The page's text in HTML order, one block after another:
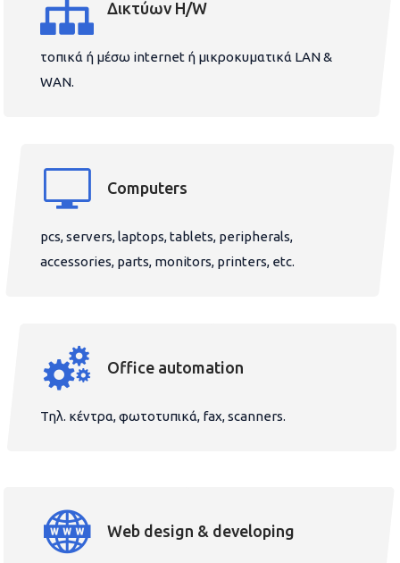
Δικτύων H/W
τοπικά ή μέσω internet ή μικροκυματικά LAN &
WAN.
Computers
pcs, servers, laptops, tablets, peripherals,
accessories, parts, monitors, printers, etc.
Office automation
Τηλ. κέντρα, φωτοτυπικά, fax, scanners.
Web design & developing